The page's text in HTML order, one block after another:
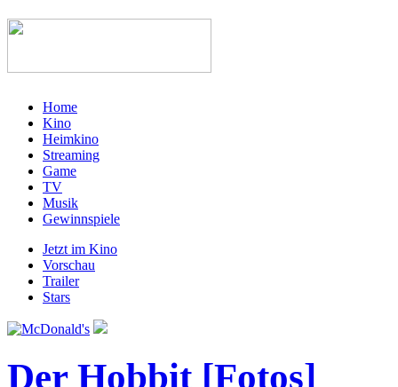
Home
Kino
Heimkino
Streaming
Game
TV
Musik
Gewinnspiele
Jetzt im Kino
Vorschau
Trailer
Stars
Der Hobbit [Fotos]